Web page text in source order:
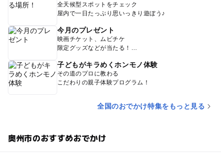
全天候型スポットをチェック
屋内で一日たっぷり思いっきり遊ぼう♪
今月のプレゼント
映画チケット、ムビチケ
限定グッズなどが当たる！
子どもがキラめくホンモノ体験
その道のプロに教わる
こだわりの親子体験プログラム！
全国のおでかけ特集をもっと見る
奥州市のおすすめおでかけ